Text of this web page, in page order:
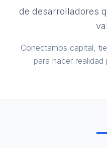
de desarrolladores
Conectamos capital,
para hacer